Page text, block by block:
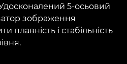
5-осьовий
зображення
плавність і стабільність